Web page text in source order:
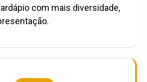
com mais diversidade,